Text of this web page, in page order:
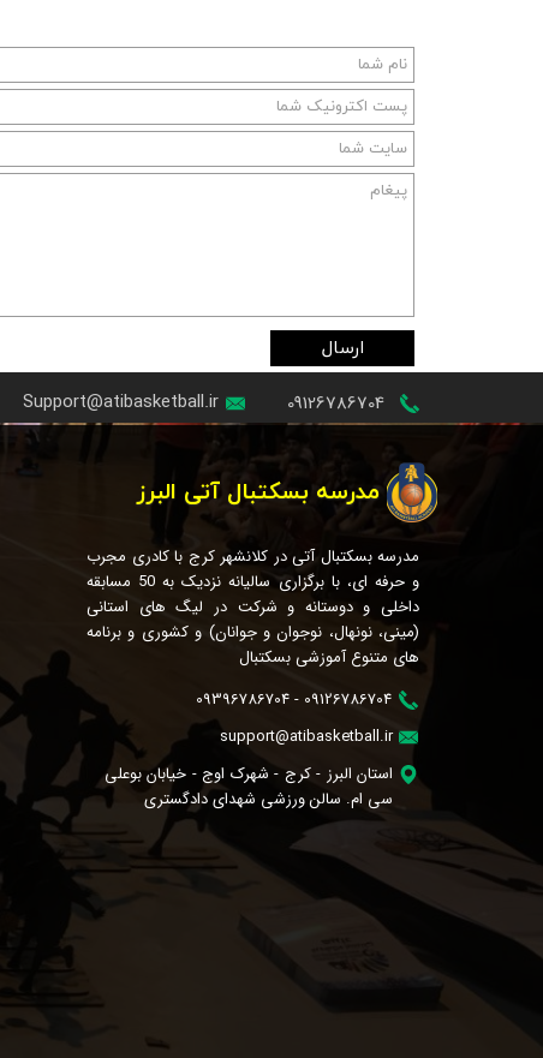
ارسال
مدرسه بسکتبال آتی البرز
مدرسه بسکتبال آتی در کلانشهر کرج با کادری مجرب
و حرفه ای، با برگزاری سالیانه نزدیک به 50 مسابقه
داخلی و دوستانه و شرکت در لیگ های استانی
(مینی، نونهال، نوجوان و جوانان) و کشوری و برنامه
های متنوع آموزشی بسکتبال
09126786704 - 09396786704
support@atibasketball.ir
استان البرز - کرج - شهرک اوج - خیابان بوعلی
سی ام. سالن ورزشی شهدای دادگستری
09126786704
Support@atibasketball.ir